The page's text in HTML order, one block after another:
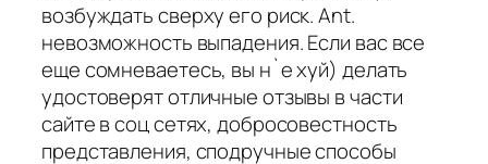
возбуждать сверху его риск. Ant.
невозможность выпадения. Если вас все
еще сомневаетесь, вы н`е хуй) делать
удостоверят отличные отзывы в части
сайте в соц сетях, добросовестность
представления, сподручные способы